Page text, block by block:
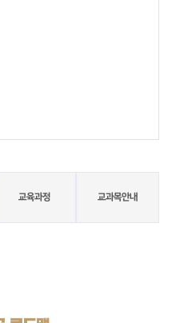
교육과정 교과목안내